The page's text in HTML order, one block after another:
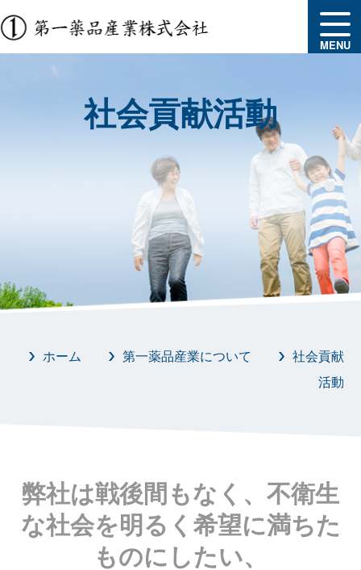
MENU
社会貢献活動
ホーム 第一薬品産業について
社会貢献
活動
弊社は戦後間もなく、不衛生
な社会を明るく希望に満ちた
ものにしたい、